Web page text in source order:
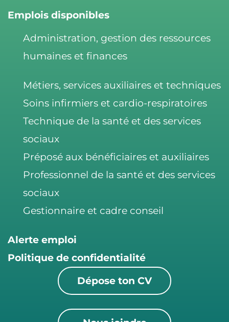
d
I
n
b
o
k
Emplois disponibles
Administration, gestion des ressources
humaines et finances
Métiers, services auxiliaires et techniques
Soins infirmiers et cardio-respiratoires
Technique de la santé et des services
sociaux
Préposé aux bénéficiaires et auxiliaires
Professionnel de la santé et des services
sociaux
Gestionnaire et cadre conseil
Alerte emploi
Politique de confidentialité
Dépose ton CV